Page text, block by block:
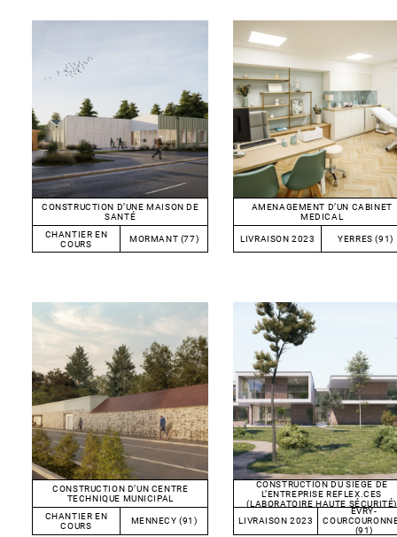
CONSTRUCTION D’UNE MAISON DE
SANTÉ
CHANTIER EN
COURS
MORMANT (77)
AMENAGEMENT D’UN CABINET
MEDICAL
LIVRAISON 2023 YERRES (91)
CONSTRUCTION D’UN CENTRE
TECHNIQUE MUNICIPAL
CHANTIER EN
COURS
MENNECY (91)
CONSTRUCTION DU SIÈGE DE
L’ENTREPRISE REFLEX.CES
(LABORATOIRE HAUTE SÉCURITÉ)
LIVRAISON 2023
EVRY-
(91)